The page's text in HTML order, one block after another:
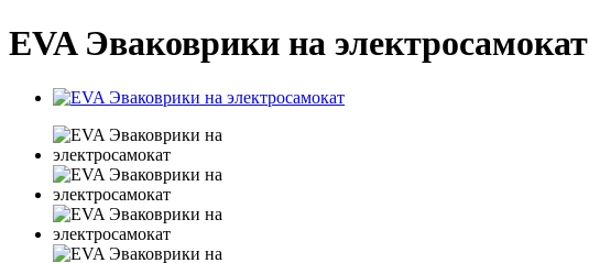
EVA Эваковрики на электросамокат